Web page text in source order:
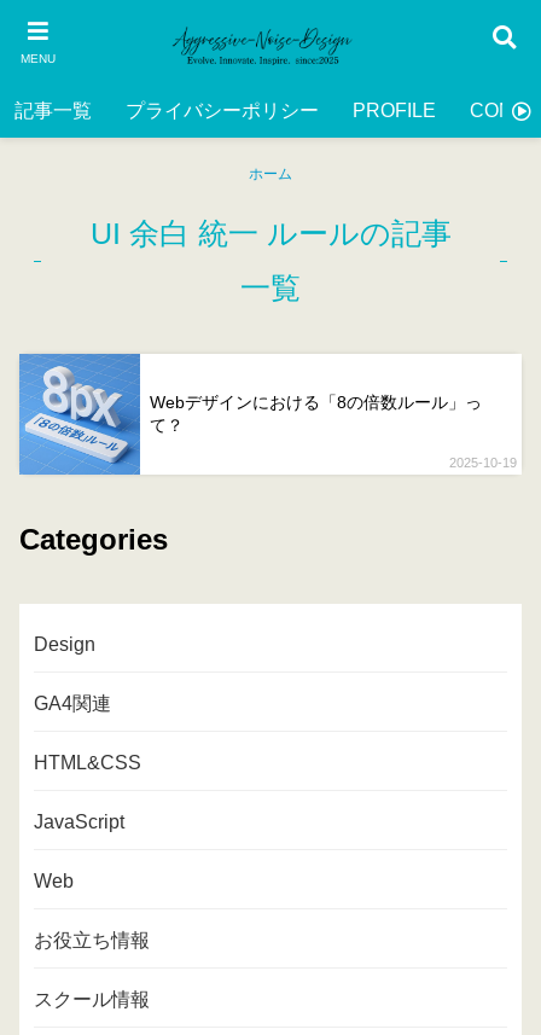
MENU
記事一覧 プライバシーポリシー PROFILE
ホーム
UI 余白 統一 ルールの記事
一覧
2025-10-19
Webデザインにおける「8の倍数ルール」っ
て？
Categories
Design
GA4関連
HTML&CSS
JavaScript
Web
お役立ち情報
スクール情報